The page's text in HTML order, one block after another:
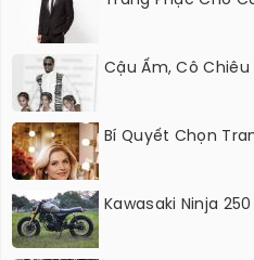
Cậu Ấm, Cô Chiêu
Bí Quyết Chọn
Kawasaki Ninja